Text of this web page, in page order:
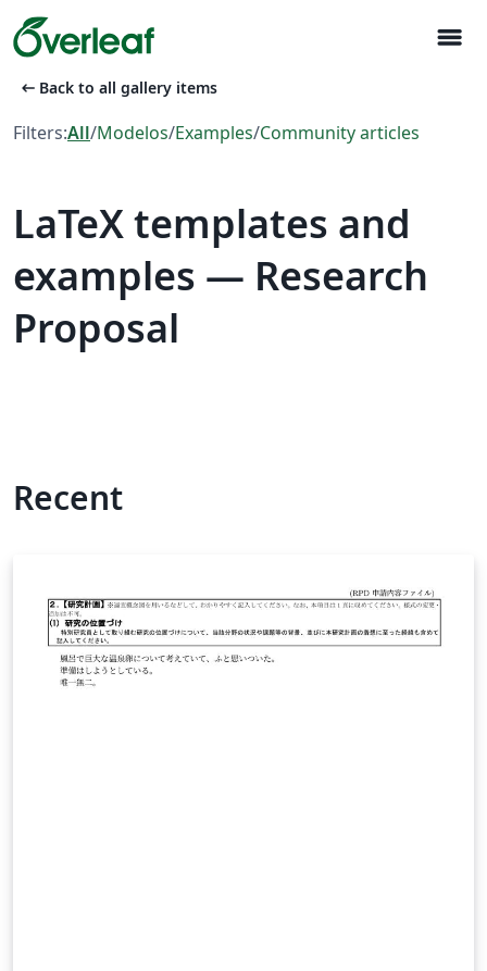
menu
arrow_left_alt Back to all gallery items
Filters:All/Modelos/Examples/Community articles
LaTeX templates and
examples — Research
Proposal
Recent